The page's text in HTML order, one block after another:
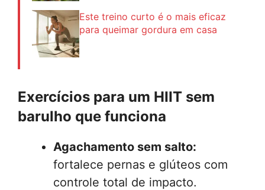
Este treino curto é o mais eficaz
para queimar gordura em casa
Exercícios para um HIIT sem
barulho que funciona
Agachamento sem salto:
fortalece pernas e glúteos com
controle total de impacto.